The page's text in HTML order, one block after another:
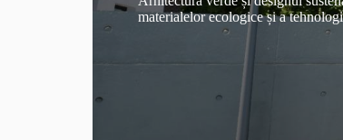
materialelor ecologice și a